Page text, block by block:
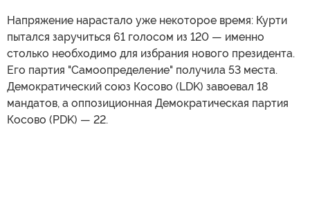
Напряжение нарастало уже некоторое время: Курти
пытался заручиться 61 голосом из 120 — именно
столько необходимо для избрания нового президента.
Его партия "Самоопределение" получила 53 места.
Демократический союз Косово (LDK) завоевал 18
мандатов, а оппозиционная Демократическая партия
Косово (PDK) — 22.